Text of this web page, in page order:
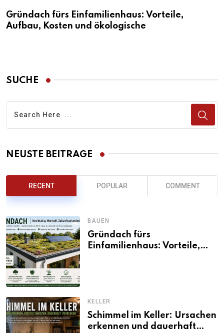
Gründach fürs Einfamilienhaus: Vorteile,
Aufbau, Kosten und ökologische
SUCHE
NEUSTE BEITRÄGE
RECENT POPULAR COMMENT
BAUEN
Gründach fürs
Einfamilienhaus: Vorteile,
KELLER
Schimmel im Keller: Ursachen
erkennen und dauerhaft